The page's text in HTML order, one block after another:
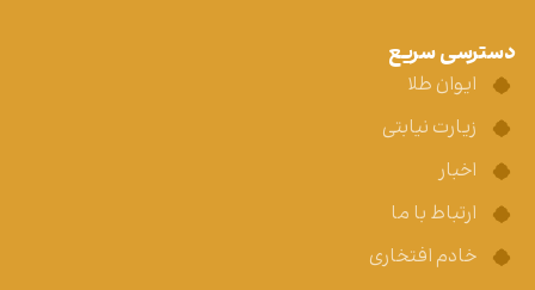
دسترسی سریع
ایوان طلا
زیارت نیابتی
اخبار
ارتباط با ما
خادم افتخاری